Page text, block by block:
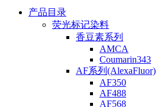
产品目录
荧光标记染料
香豆素系列
AMCA
Coumarin343
AF系列(AlexaFluor)
AF350
AF488
AF568